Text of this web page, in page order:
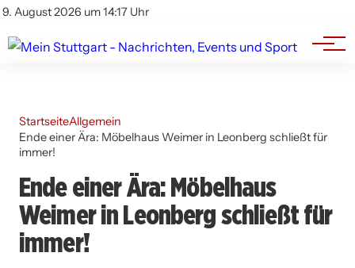
9. August 2026 um 14:17 Uhr
Impressum
Branchenbuch
Werbung
StartseiteAllgemein
Ende einer Ära: Möbelhaus Weimer in Leonberg schließt für
immer!
Ende einer Ära: Möbelhaus
Weimer in Leonberg schließt für
immer!